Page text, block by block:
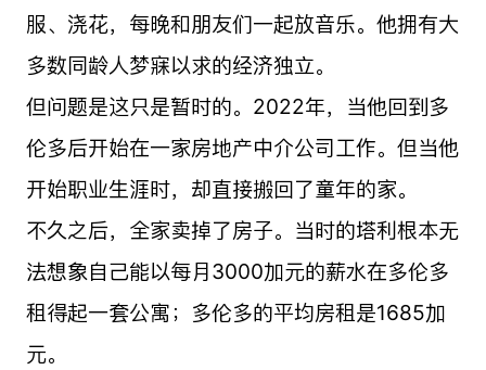
服、浇花，每晚和朋友们一起放音乐。他拥有大
多数同龄人梦寐以求的经济独立。
但问题是这只是暂时的。2022年，当他回到多
伦多后开始在一家房地产中介公司工作。但当他
开始职业生涯时，却直接搬回了童年的家。
不久之后，全家卖掉了房子。当时的塔利根本无
法想象自己能以每月3000加元的薪水在多伦多
租得起一套公寓；多伦多的平均房租是1685加
元。